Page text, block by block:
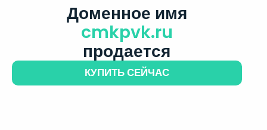
Доменное имя
cmkpvk.ru
продается
КУПИТЬ СЕЙЧАС